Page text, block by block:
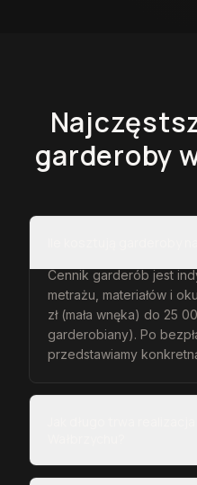
garderoby
Cennik garderób jest
metrażu, materiałów i
zł (mała wnęka) do 25
garderobiany). Po
przedstawiamy